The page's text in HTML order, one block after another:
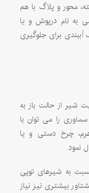
محور و پلاگ با هم
به نام درپوش و یا
آببندی برای جلوگیری
شیر از حالت باز به
را می توان با
چرخ دستی و یا
نمود.
به شیرهای توپی
بیشتری نیز نیاز